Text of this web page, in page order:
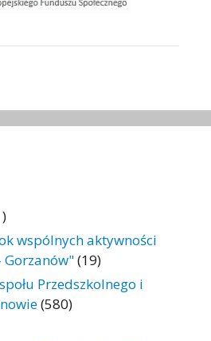
wspólnych aktywności
Gorzanów"(19)
Przedszkolnego i
(580)